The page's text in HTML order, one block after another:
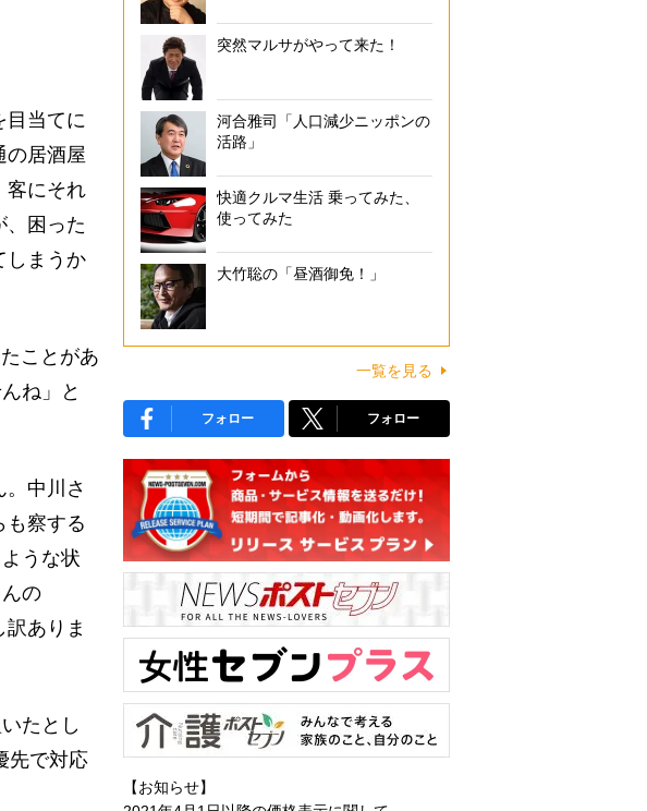
当てに
の居酒屋
客にそれ
、困った
しまうか
ことがあ
ね」と
。中川さ
も察する
うな状
の
ありま
たとし
先で対応
突然マルサがやって来た！
河合雅司「人口減少ニッポンの
活路」
快適クルマ生活 乗ってみた、
使ってみた
大竹聡の「昼酒御免！」
一覧を見る
フォロー フォロー
【お知らせ】